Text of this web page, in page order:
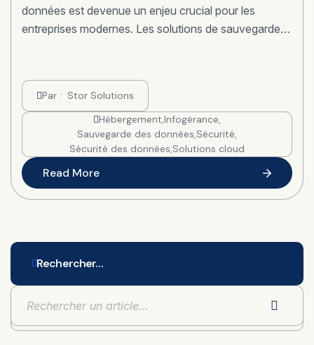
données est devenue un enjeu crucial pour les
entreprises modernes. Les solutions de sauvegarde…
Par : Stor Solutions
Hébergement,Infogérance,
Sauvegarde des données,Sécurité,
Sécurité des données,Solutions cloud
Read More
Rechercher…